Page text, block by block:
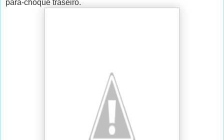
para-choque traseiro.